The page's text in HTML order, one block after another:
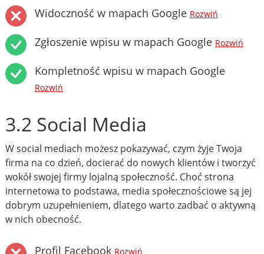
Widoczność w mapach Google Rozwiń
Zgłoszenie wpisu w mapach Google Rozwiń
Kompletność wpisu w mapach Google
Rozwiń
3.2 Social Media
W social mediach możesz pokazywać, czym żyje Twoja
firma na co dzień, docierać do nowych klientów i tworzyć
wokół swojej firmy lojalną społeczność. Choć strona
internetowa to podstawa, media społecznościowe są jej
dobrym uzupełnieniem, dlatego warto zadbać o aktywną
w nich obecność.
Profil Facebook